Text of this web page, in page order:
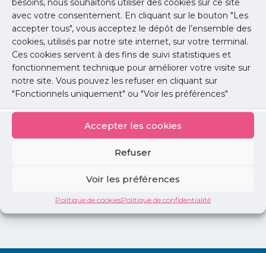
avec votre consentement. En cliquant sur le bouton "Les
accepter tous", vous acceptez le dépôt de l’ensemble des
cookies, utilisés par notre site internet, sur votre terminal.
Ces cookies servent à des fins de suivi statistiques et
fonctionnement technique pour améliorer votre visite sur
notre site. Vous pouvez les refuser en cliquant sur
"Fonctionnels uniquement" ou "Voir les préférences"
Accepter les cookies
Refuser
Voir les préférences
Politique de cookiesPolitique de confidentialité
Lire l'article
Perturbateurs endocriniens : guide pour
informer vos patients
L'URPS médecins libéraux Provence-Alpes-Côte
d'Azur fait le point sur les perturbateurs